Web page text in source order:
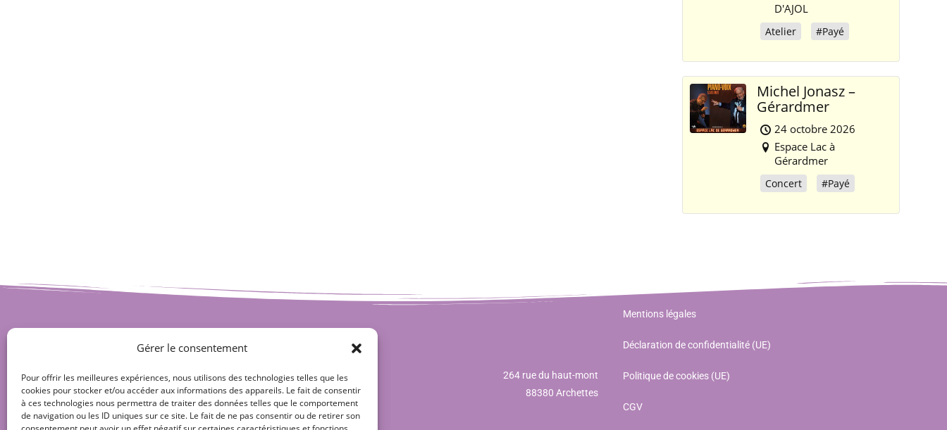
Gérer le consentement
Pour offrir les meilleures expériences, nous utilisons des technologies telles que les
cookies pour stocker et/ou accéder aux informations des appareils. Le fait de consentir
à ces technologies nous permettra de traiter des données telles que le comportement
de navigation ou les ID uniques sur ce site. Le fait de ne pas consentir ou de retirer son
D'AJOL
Atelier #Payé
Michel Jonasz –
Gérardmer
24 octobre 2026
Espace Lac à
Gérardmer
Concert #Payé
264 rue du haut-mont
88380 Archettes
Mentions légales
Déclaration de confidentialité (UE)
Politique de cookies (UE)
CGV